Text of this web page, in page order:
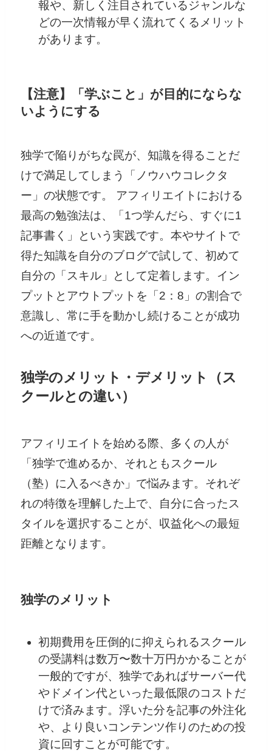
報や、新しく注目されているジャンルな
どの一次情報が早く流れてくるメリット
があります。
【注意】「学ぶこと」が目的にならな
いようにする
独学で陥りがちな罠が、知識を得ることだ
けで満足してしまう「ノウハウコレクタ
ー」の状態です。 アフィリエイトにおける
最高の勉強法は、「1つ学んだら、すぐに1
記事書く」という実践です。本やサイトで
得た知識を自分のブログで試して、初めて
自分の「スキル」として定着します。イン
プットとアウトプットを「2：8」の割合で
意識し、常に手を動かし続けることが成功
への近道です。
独学のメリット・デメリット（ス
クールとの違い）
アフィリエイトを始める際、多くの人が
「独学で進めるか、それともスクール
（塾）に入るべきか」で悩みます。それぞ
れの特徴を理解した上で、自分に合ったス
タイルを選択することが、収益化への最短
距離となります。
独学のメリット
初期費用を圧倒的に抑えられるスクール
の受講料は数万〜数十万円かかることが
一般的ですが、独学であればサーバー代
やドメイン代といった最低限のコストだ
けで済みます。浮いた分を記事の外注化
や、より良いコンテンツ作りのための投
資に回すことが可能です。